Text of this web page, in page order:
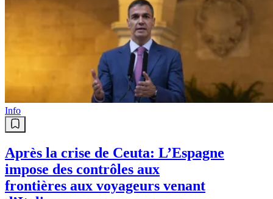
Info
Après la crise de Ceuta: L’Espagne
impose des contrôles aux
frontières aux voyageurs venant